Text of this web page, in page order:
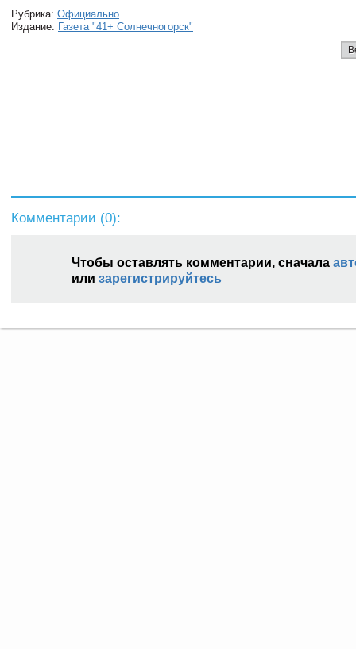
Рубрика: Официально
Издание: Газета "41+ Солнечногорск"
Комментарии (0):
Чтобы оставлять комментарии, сначала
или зарегистрируйтесь